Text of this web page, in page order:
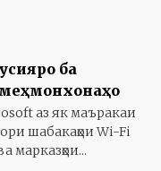
ба
аз як маъракаи
шабакаҳои Wi-Fi
марказҳои...